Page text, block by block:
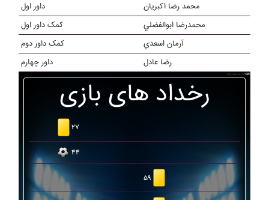
داور اول
محمد رضا اکبریان
کمک داور اول
محمدرضا ابوالفضلي
کمک داور دوم
آرمان اسعدي
داور چهارم
رضا عادل
رخداد های بازی
۲۷
۴۴
۵۹